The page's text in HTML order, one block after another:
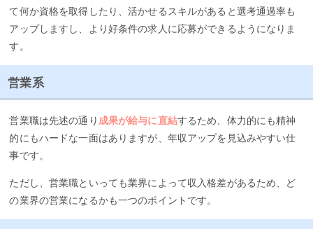
て何か資格を取得したり、活かせるスキルがあると選考通過率も
アップしますし、より好条件の求人に応募ができるようになりま
す。
営業系
営業職は先述の通り 成果が給与に直結するため、体力的にも精神
的にもハードな一面はありますが、年収アップを見込みやすい仕
事です。
ただし、営業職といっても業界によって収入格差があるため、ど
の業界の営業になるかも一つのポイントです。